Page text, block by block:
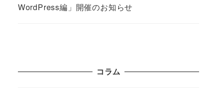
WordPress編」開催のお知らせ
コラム